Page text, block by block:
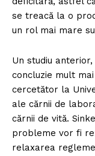
se treacă la o
un rol mai mare
Un studiu
concluzie mult
cercetător la
ale cărnii de
cărnii de vită.
probleme vor fi
relaxarea